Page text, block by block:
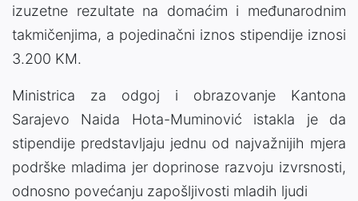
izuzetne rezultate na domaćim i međunarodnim
takmičenjima, a pojedinačni iznos stipendije iznosi
3.200 KM.
Ministrica za odgoj i obrazovanje Kantona
Sarajevo Naida Hota-Muminović istakla je da
stipendije predstavljaju jednu od najvažnijih mjera
podrške mladima jer doprinose razvoju izvrsnosti,
odnosno povećanju zapošljivosti mladih ljudi